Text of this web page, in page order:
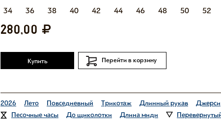
34
36 38 40 42 44 46 48 50 52
280,00
Купить Перейти в корзину
2026 Лето Повседневный Трикотаж Длинный рукав Джерси
Песочные часы
До щиколотки Длина миди